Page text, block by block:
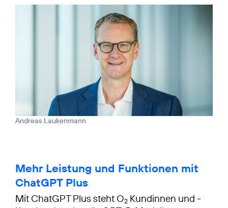
Andreas Laukenmann
Mehr Leistung und Funktionen mit
ChatGPT Plus
Mit ChatGPT Plus steht O2 Kundinnen und -